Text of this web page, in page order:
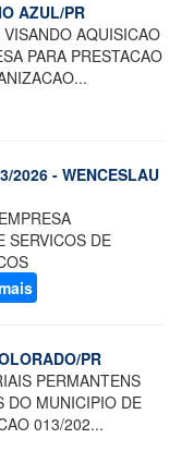
AZUL/PR
AQUISICAO
PARA PRESTACAO
2026 - WENCESLAU
SERVICOS DE
PR
PERMANTENS
DO MUNICIPIO DE
013/202...